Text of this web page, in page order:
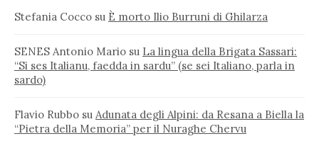
Stefania Cocco su È morto Ilio Burruni di Ghilarza
SENES Antonio Mario su La lingua della Brigata Sassari:
“Si ses Italianu, faedda in sardu” (se sei Italiano, parla in
sardo)
Flavio Rubbo su Adunata degli Alpini: da Resana a Biella la
“Pietra della Memoria” per il Nuraghe Chervu